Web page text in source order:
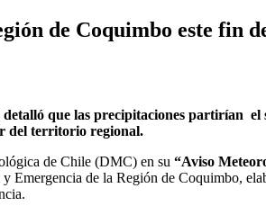
de Coquimbo este fin
que las precipitaciones partirían
del territorio regional.
de Chile (DMC) en su “Aviso
de la Región de Coquimbo,